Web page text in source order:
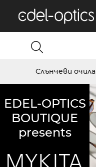
Слънчеви очила
EDEL-OPTICS
BOUTIQUE
presents